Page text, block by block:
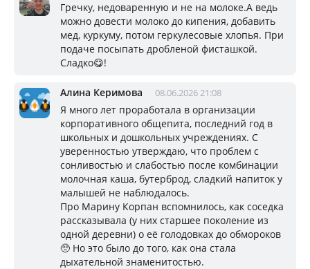
Гречку, недоваренную и не на молоке.А ведь
можно довести молоко до кипения, добавить
мед, куркуму, потом геркулесовые хлопья. При
подаче посыпать дробленой фисташкой.
Сладко😋!
Алина Керимова 08.06.2026 21:08
Я много лет проработала в организации
корпоративного общепита, последний год в
школьных и дошкольных учреждениях. С
уверенностью утверждаю, что проблем с
сонливостью и слабостью после комбинации
молочная каша, бутерброд, сладкий напиток у
малышей не наблюдалось.
Про Марину Корпан вспомнилось, как соседка
рассказывала (у них старшее поколение из
одной деревни) о её голодовках до обмороков
🥺 Но это было до того, как она стала
дыхательной знаменитостью.